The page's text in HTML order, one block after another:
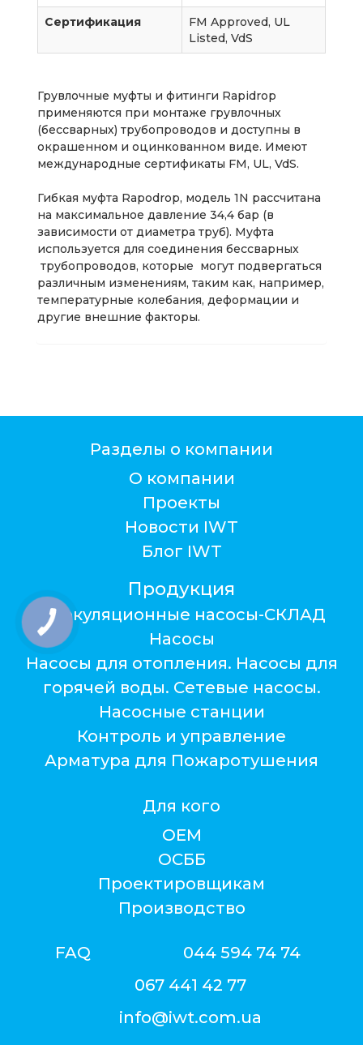
Сертификация
FM Approved, UL
Listed, VdS
Грувлочные муфты и фитинги Rapidrop
применяются при монтаже грувлочных
(бессварных) трубопроводов и доступны в
окрашенном и оцинкованном виде. Имеют
международные сертификаты FM, UL, VdS.
Гибкая муфта Rapodrop, модель 1N рассчитана
на максимальное давление 34,4 бар (в
зависимости от диаметра труб). Муфта
используется для соединения бессварных
трубопроводов, которые могут подвергаться
различным изменениям, таким как, например,
температурные колебания, деформации и
другие внешние факторы.
Разделы о компании
О компании
Проекты
Новости IWT
Блог IWT
Продукция
Циркуляционные насосы-СКЛАД
Насосы
Насосы для отопления. Насосы для
горячей воды. Сетевые насосы.
Насосные станции
Контроль и управление
Арматура для Пожаротушения
Для кого
ОЕМ
ОСББ
Проектировщикам
Производство
FAQ
044 594 74 74
067 441 42 77
info@iwt.com.ua